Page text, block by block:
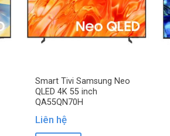
Smart Tivi Samsung Neo
QLED 4K 55 inch
QA55QN70H
Liên hệ